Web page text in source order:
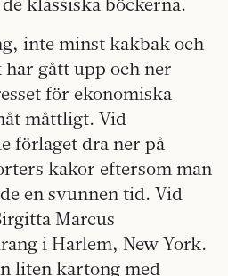
inte minst kakbak och
har gått upp och ner
för ekonomiska
måttligt. Vid
förlaget dra ner på
kakor eftersom man
en svunnen tid. Vid
Marcus
i Harlem, New York.
liten kartong med